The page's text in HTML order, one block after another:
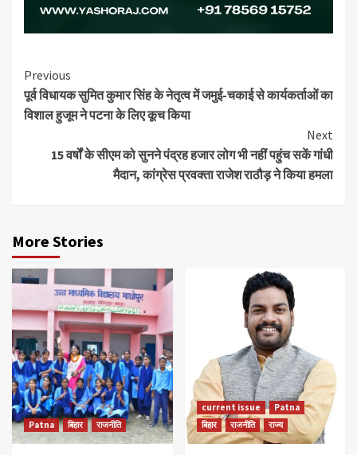
Continue
Reading
Previous
पूर्व विधायक सुमित कुमार सिंह के नेतृत्व में जमुई-चकाई से कार्यकर्ताओं का
विशाल हुजूम ने पटना के लिए कूच किया
Next
15 वर्षों के सीएम को सुनने पंद्रह हजार लोग भी नहीं पहुंच सकें गांधी
मैदान, कांग्रेस प्रवक्ता राजेश राठौड़ ने किया हमला
More Stories
Patna बिहार राजनीति
current issue
Patna
बिहार
राजनीति राज्य